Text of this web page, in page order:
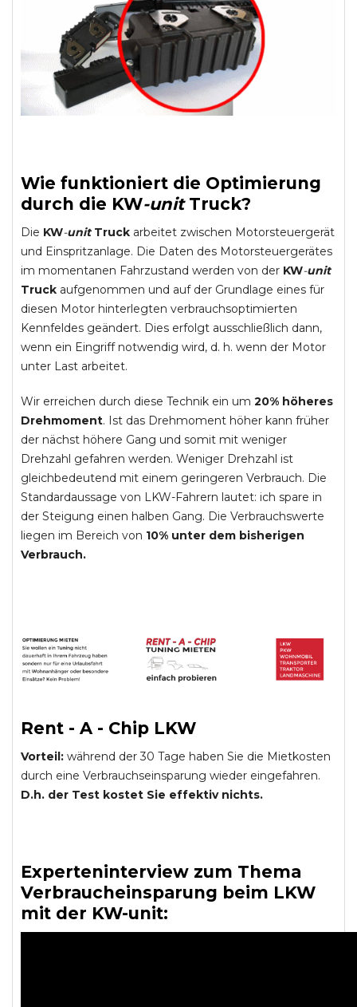
Wie funktioniert die Optimierung
durch die KW-unit Truck?
Die KW-unit Truck arbeitet zwischen Motorsteuergerät
und Einspritzanlage. Die Daten des Motorsteuergerätes
im momentanen Fahrzustand werden von der KW-unit
Truck aufgenommen und auf der Grundlage eines für
diesen Motor hinterlegten verbrauchsoptimierten
Kennfeldes geändert. Dies erfolgt ausschließlich dann,
wenn ein Eingriff notwendig wird, d. h. wenn der Motor
unter Last arbeitet.
Wir erreichen durch diese Technik ein um 20% höheres
Drehmoment. Ist das Drehmoment höher kann früher
der nächst höhere Gang und somit mit weniger
Drehzahl gefahren werden. Weniger Drehzahl ist
gleichbedeutend mit einem geringeren Verbrauch. Die
Standardaussage von LKW-Fahrern lautet: ich spare in
der Steigung einen halben Gang. Die Verbrauchswerte
liegen im Bereich von 10% unter dem bisherigen
Verbrauch.
Rent - A - Chip LKW
Vorteil: während der 30 Tage haben Sie die Mietkosten
durch eine Verbrauchseinsparung wieder eingefahren.
D.h. der Test kostet Sie effektiv nichts.
Experteninterview zum Thema
Verbraucheinsparung beim LKW
mit der KW-unit: